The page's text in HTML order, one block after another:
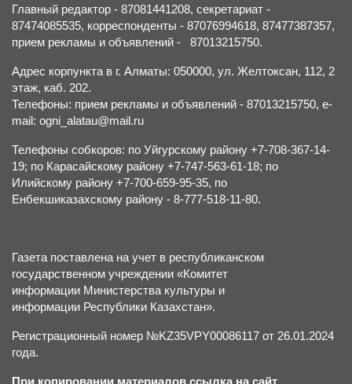
Главный редактор - 87081441208, секретариат -
87474085535, корреспонденты - 87076994618, 87477387357,
прием рекламы и объявлений - 87013215750.
Адрес корпункта в г. Алматы: 050000, ул. Желтоксан, 112, 2
этаж, каб. 202.
Телефоны: прием рекламы и объявлений - 87013215750, e-
mail: ogni_alatau@mail.ru
Телефоны собкоров: по Уйгурскому району +7-708-367-14-
19; по Карасайскому району +7-747-563-61-18; по
Илийскому району +7-700-659-95-35, по
Енбекшиказахскому району - 8-777-518-11-80.
Газета поставлена на учет в республиканском
государственном учреждении «Комитет
информации Министерства культуры и
информации Республики Казахстан».
Регистрационный номер №KZ35VPY00086117 от 26.01.2024
года.
При копировании материалов ссылка на сайт